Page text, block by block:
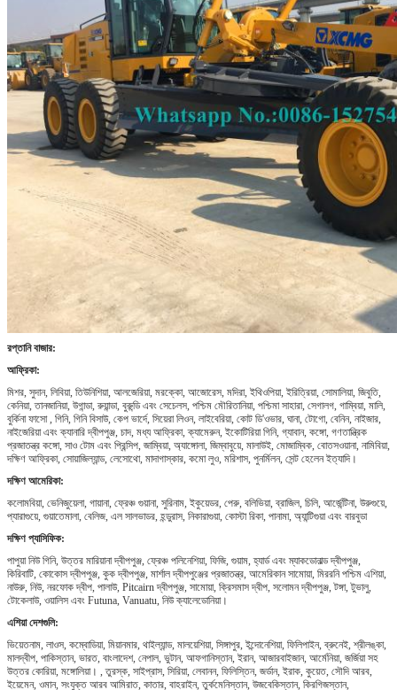
রপ্তানি বাজার:
আফ্রিকা:
মিশর, সুদান, লিবিয়া, তিউনিশিয়া, আলজেরিয়া, মরক্কো, আজোরেস, মদিরা, ইথিওপিয়া, ইরিত্রিয়া, সোমালিয়া, জিবুতি,
কেনিয়া, তানজানিয়া, উগান্ডা, রুয়ান্ডা, বুরুন্ডি এবং সেচেলস, পশ্চিম মৌরিতানিয়া, পশ্চিমা সাহারা, সেগালগ, গাম্বিয়া, মালি,
বুর্কিনা ফাসো , গিনি, গিনি বিসাউ, কেপ ভার্দে, সিয়েরা লিওন, লাইবেরিয়া, কোট ডি'ওভার, ঘানা, টোগো, বেনিন, নাইজার,
নাইজেরিয়া এবং ক্যানারি দ্বীপপুঞ্জ, চাদ, মধ্য আফ্রিকা, ক্যামেরুন, ইকোটিরিয়া গিনি, গ্যাবান, কঙ্গো, গণতান্ত্রিক
প্রজাতন্ত্র কঙ্গো, সাও টোম এবং প্রিন্সিপ, জাম্বিয়া, অ্যাঙ্গোলা, জিম্বাবুয়ে, মালাউই, মোজাম্বিক, বোতসওয়ানা, নামিবিয়া,
দক্ষিণ আফ্রিকা, সোয়াজিল্যান্ড, লেসোথো, মাদাগাস্কার, কমো লুও, মরিশাস, পুনর্মিলন, সেন্ট হেলেন ইত্যাদি।
দক্ষিণ আমেরিকা:
কলোমবিয়া, ভেনিজুয়েলা, গায়ানা, ফ্রেঞ্চ গুয়ানা, সুরিনাম, ইকুয়েডর, পেরু, বলিভিয়া, ব্রাজিল, চিলি, আর্জেন্টিনা, উরুগুয়ে,
প্যারাগুয়ে, গুয়াতেমালা, বেলিজ, এল সালভাডর, হন্ডুরাস, নিকারাগুয়া, কোস্টা রিকা, পানামা, অ্যান্টিগুয়া এবং বারবুডা
দক্ষিণ প্যাসিফিক:
পাপুয়া নিউ গিনি, উত্তর মারিয়ানা দ্বীপপুঞ্জ, ফ্রেঞ্চ পলিনেশিয়া, ফিজি, গুয়াম, হ্যার্ড এবং ম্যাকডোনাল্ড দ্বীপপুঞ্জ,
কিরিবাটি, কোকোস দ্বীপপুঞ্জ, কুক দ্বীপপুঞ্জ, মার্শাল দ্বীপপুঞ্জের প্রজাতন্ত্র, আমেরিকান সামোয়া, মিররনি পশ্চিম এশিয়া,
নাউরু, নিউ, নরফোক দ্বীপ, পালাউ, Pitcairn দ্বীপপুঞ্জ, সামোয়া, ক্রিসমাস দ্বীপ, সলোমন দ্বীপপুঞ্জ, টঙ্গা, টুভালু,
টোকেলাউ, ওয়ালিস এবং Futuna, Vanuatu, নিউ ক্যালেডোনিয়া।
এশিয়া দেশগুলি:
ভিয়েতনাম, লাওস, কম্বোডিয়া, মিয়ানমার, থাইল্যান্ড, মালয়েশিয়া, সিঙ্গাপুর, ইন্দোনেশিয়া, ফিলিপাইন, ব্রুনেই, শ্রীলঙ্কা,
মালদ্বীপ, পাকিস্তান, ভারত, বাংলাদেশ, নেপাল, ভুটান, আফগানিস্তান, ইরান, আজারবাইজান, আর্মেনিয়া, জর্জিয়া সহ
উত্তর কোরিয়া, মঙ্গোলিয়া। , তুরস্ক, সাইপ্রাস, সিরিয়া, লেবানন, ফিলিস্তিন, জর্ডান, ইরাক, কুয়েত, সৌদি আরব,
ইয়েমেন, ওমান, সংযুক্ত আরব আমিরাত, কাতার, বাহরাইন, তুর্কমেনিস্তান, উজবেকিস্তান, কিরগিজস্তান,